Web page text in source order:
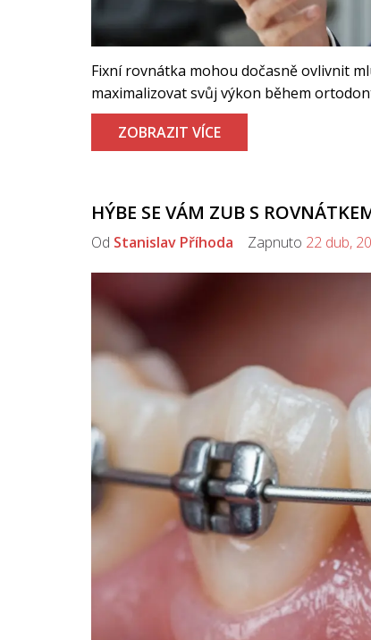
Fixní rovnátka mohou dočasně ovlivnit
maximalizovat svůj výkon během
ZOBRAZIT VÍCE
HÝBE SE VÁM ZUB S
Od Stanislav Příhoda Zapnuto 22 dub,